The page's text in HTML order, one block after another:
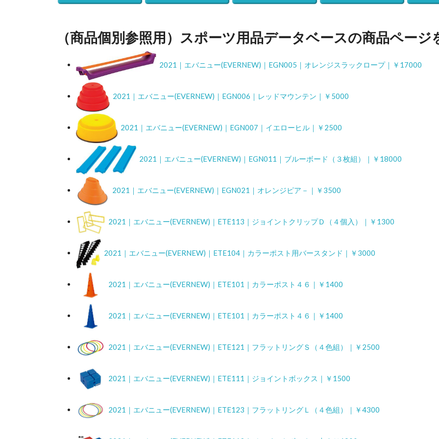
（商品個別参照用）スポーツ用品データベースの商品ページ
2021｜エバニュー(EVERNEW)｜EGN005｜オレンジスラックロープ｜￥17000
2021｜エバニュー(EVERNEW)｜EGN006｜レッドマウンテン｜￥5000
2021｜エバニュー(EVERNEW)｜EGN007｜イエローヒル｜￥2500
2021｜エバニュー(EVERNEW)｜EGN011｜ブルーボード（３枚組）｜￥18000
2021｜エバニュー(EVERNEW)｜EGN021｜オレンジピア－｜￥3500
2021｜エバニュー(EVERNEW)｜ETE113｜ジョイントクリップＤ（４個入）｜￥1300
2021｜エバニュー(EVERNEW)｜ETE104｜カラーポスト用バースタンド｜￥3000
2021｜エバニュー(EVERNEW)｜ETE101｜カラーポスト４６｜￥1400
2021｜エバニュー(EVERNEW)｜ETE101｜カラーポスト４６｜￥1400
2021｜エバニュー(EVERNEW)｜ETE121｜フラットリングＳ（４色組）｜￥2500
2021｜エバニュー(EVERNEW)｜ETE111｜ジョイントボックス｜￥1500
2021｜エバニュー(EVERNEW)｜ETE123｜フラットリングＬ（４色組）｜￥4300